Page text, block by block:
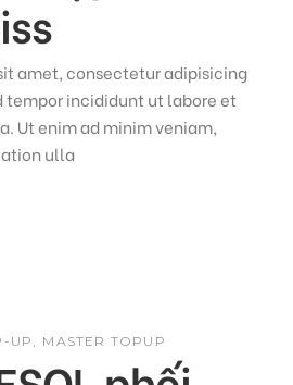
amet, consectetur adipisicing
tempor incididunt ut labore et
Ut enim ad minim veniam,
ulla
UP MASTER TOPUP